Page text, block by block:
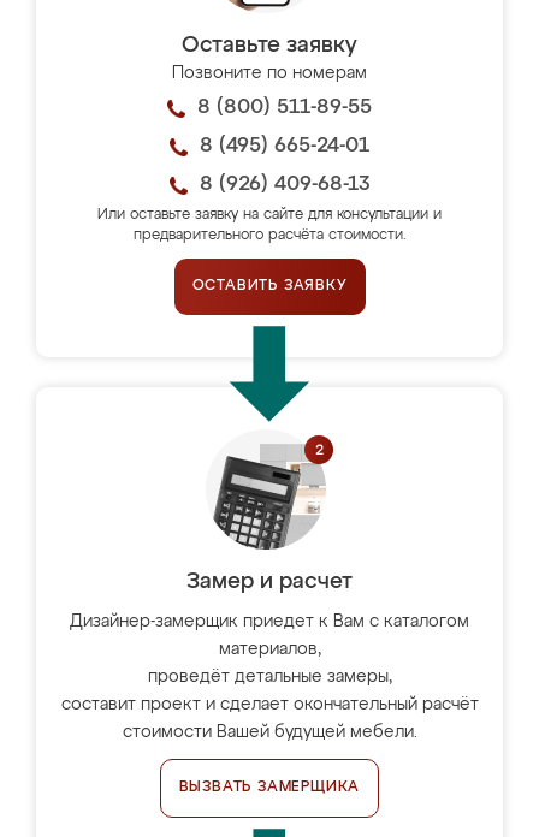
Оставьте заявку
Позвоните по номерам
8 (800) 511-89-55
8 (495) 665-24-01
8 (926) 409-68-13
Или оставьте заявку на сайте для консультации и
предварительного расчёта стоимости.
ОСТАВИТЬ ЗАЯВКУ
Замер и расчет
Дизайнер-замерщик приедет к Вам с каталогом
материалов,
проведёт детальные замеры,
составит проект и сделает окончательный расчёт
стоимости Вашей будущей мебели.
ВЫЗВАТЬ ЗАМЕРЩИКА